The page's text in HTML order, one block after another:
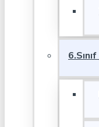
6.Sınıf